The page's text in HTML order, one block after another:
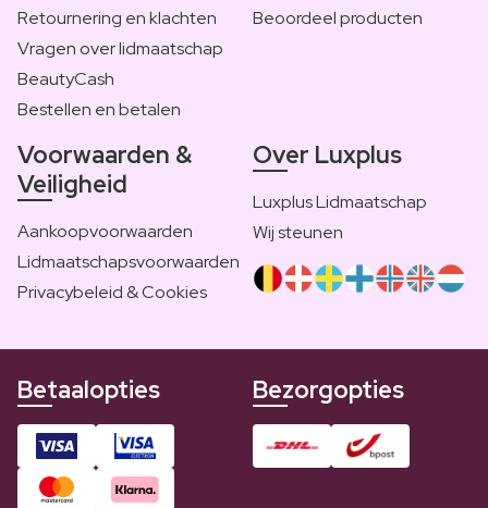
Retournering en klachten
Vragen over lidmaatschap
BeautyCash
Bestellen en betalen
Beoordeel producten
Voorwaarden &
Veiligheid
Aankoopvoorwaarden
Lidmaatschapsvoorwaarden
Privacybeleid & Cookies
Over Luxplus
Luxplus Lidmaatschap
Wij steunen
Betaalopties Bezorgopties